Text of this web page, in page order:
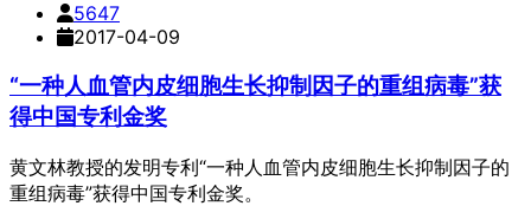
5647
2017-04-09
“一种人血管内皮细胞生长抑制因子的重组病毒”获
得中国专利金奖
黄文林教授的发明专利“一种人血管内皮细胞生长抑制因子的
重组病毒”获得中国专利金奖。